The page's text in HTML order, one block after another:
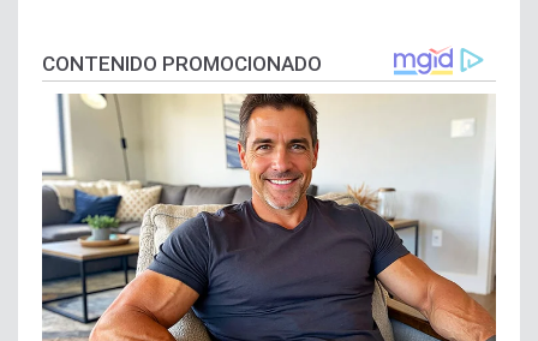
CONTENIDO PROMOCIONADO